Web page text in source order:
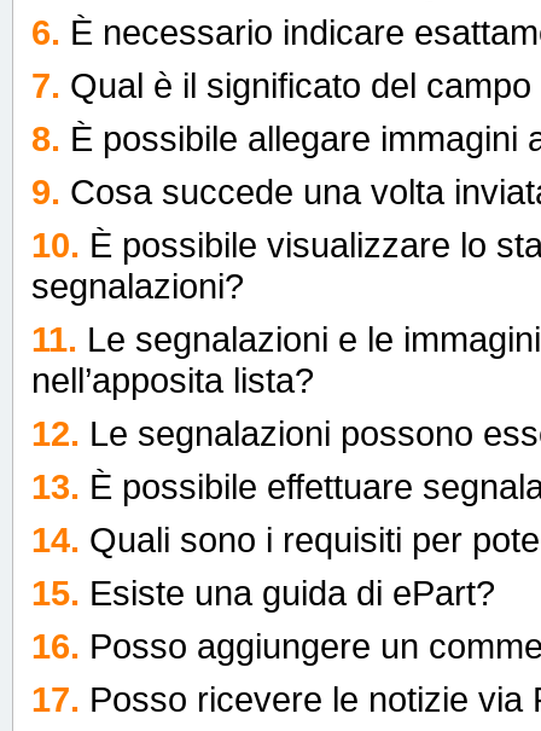
6. È necessario indicare
7. Qual è il significato del
8. È possibile allegare immagini
9. Cosa succede una volta
10. È possibile visualizzare lo
segnalazioni?
11. Le segnalazioni e le
nell’apposita lista?
12. Le segnalazioni possono
13. È possibile effettuare
14. Quali sono i requisiti per
15. Esiste una guida di ePart?
16. Posso aggiungere un
17. Posso ricevere le notizie via